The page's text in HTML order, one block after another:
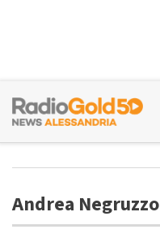
Andrea Negruzzo